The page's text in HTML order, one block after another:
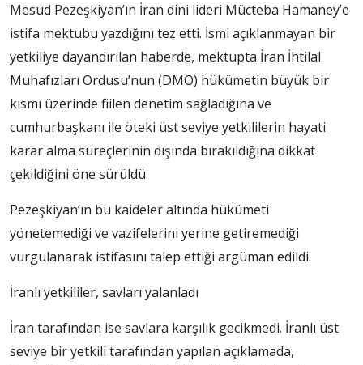
Mesud Pezeşkiyan’ın İran dini lideri Mücteba Hamaney’e
istifa mektubu yazdığını tez etti. İsmi açıklanmayan bir
yetkiliye dayandırılan haberde, mektupta İran İhtilal
Muhafızları Ordusu’nun (DMO) hükümetin büyük bir
kısmı üzerinde fiilen denetim sağladığına ve
cumhurbaşkanı ile öteki üst seviye yetkililerin hayati
karar alma süreçlerinin dışında bırakıldığına dikkat
çekildiğini öne sürüldü.
Pezeşkiyan’ın bu kaideler altında hükümeti
yönetemediği ve vazifelerini yerine getiremediği
vurgulanarak istifasını talep ettiği argüman edildi.
İranlı yetkililer, savları yalanladı
İran tarafından ise savlara karşılık gecikmedi. İranlı üst
seviye bir yetkili tarafından yapılan açıklamada,